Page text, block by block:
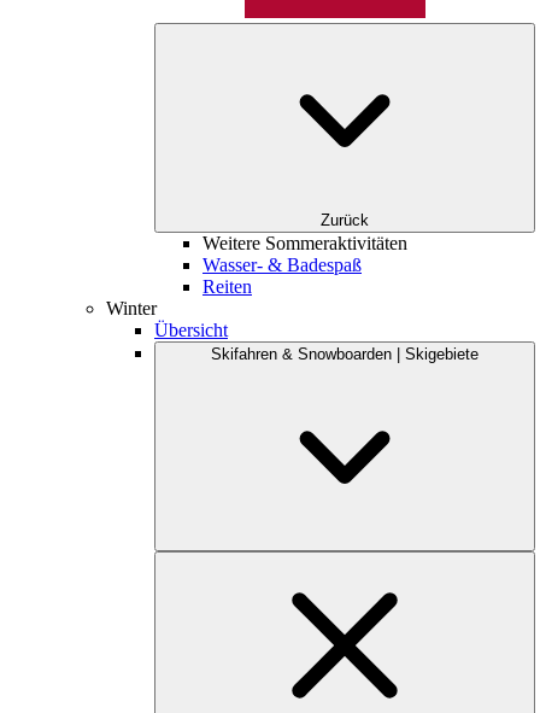
Zurück
Weitere Sommeraktivitäten
Wasser- & Badespaß
Reiten
Winter
Übersicht
Skifahren & Snowboarden | Skigebiete